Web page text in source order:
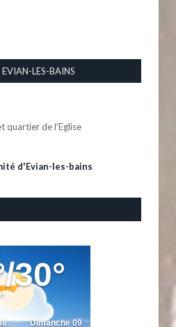
LES-BAINS
quartier de l'Eglise
d'Evian-les-bains